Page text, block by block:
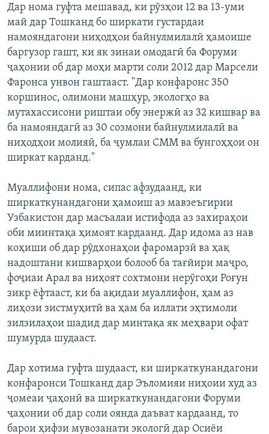
Дар нома гуфта мешавад, ки рӯзҳои 12 ва 13-уми
май дар Тошканд бо ширкати густардаи
намояндагони ниҳодҳои байнулмилалӣ ҳамоише
баргузор гашт, ки як зинаи омодагӣ ба Форуми
ҷаҳонии об дар моҳи марти соли 2012 дар Марсели
Фаронса унвон гаштааст. "Дар конфаронс 350
коршинос, олимони машҳур, экологҳо ва
мутахассисони риштаи обу энержӣ аз 32 кишвар ва
ба намояндагӣ аз 30 созмони байнулмилалӣ ва
ниҳодҳои молияӣ, ба ҷумлаи СММ ва бунгоҳҳои он
ширкат карданд."
Муаллифони нома, сипас афзудаанд, ки
ширкаткунандагони ҳамоиш аз мавзеъгирии
Узбакистон дар масъалаи истифода аз захираҳои
оби миинтақа ҳимоят кардаанд. Дар идома аз нав
коҳиши об дар рӯдхонаҳои фаромарзӣ ва ҳақ
надоштани кишварҳои болооб ба тағйири маҷро,
фоҷиаи Арал ва ниҳоят сохтмони нерӯгоҳи Роғун
зикр ёфтааст, ки ба ақидаи муаллифон, ҳам аз
лиҳози зистмуҳитӣ ва ҳам ба иллати эҳтимоли
зилзилаҳои шадид дар минтақа як меҳвари офат
шумурда шудааст.
Дар хотима гуфта шудааст, ки ширкаткунандагони
конфаронси Тошканд дар Эъломияи ниҳоии худ аз
ҷомеаи ҷаҳонӣ ва ширкаткунандагони Форуми
ҷаҳонии об дар соли оянда даъват кардаанд, то
барои ҳифзи мувозанати экологӣ дар Осиёи